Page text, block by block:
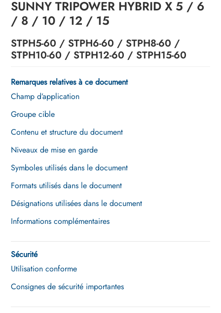
SUNNY TRIPOWER HYBRID X 5 / 6
/ 8 / 10 / 12 / 15
STPH5-60 / STPH6-60 / STPH8-60 /
STPH10-60 / STPH12-60 / STPH15-60
Remarques relatives à ce document
Champ d’application
Groupe cible
Contenu et structure du document
Niveaux de mise en garde
Symboles utilisés dans le document
Formats utilisés dans le document
Désignations utilisées dans le document
Informations complémentaires
Sécurité
Utilisation conforme
Consignes de sécurité importantes
Entretien
Correction d’erreurs
Mise hors service
Remplacement du produit
Élimination
Caractéristiques techniques
Contact